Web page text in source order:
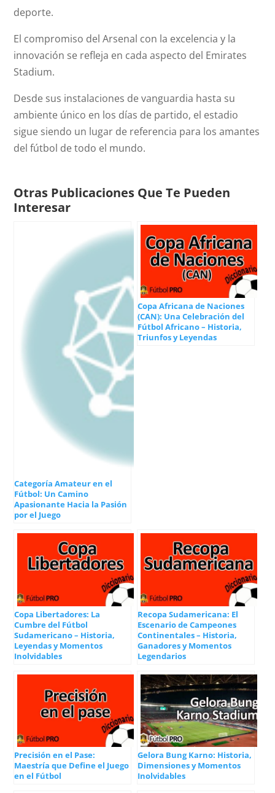
deporte.
El compromiso del Arsenal con la excelencia y la
innovación se refleja en cada aspecto del Emirates
Stadium.
Desde sus instalaciones de vanguardia hasta su
ambiente único en los días de partido, el estadio
sigue siendo un lugar de referencia para los amantes
del fútbol de todo el mundo.
Otras Publicaciones Que Te Pueden
Interesar
Categoría Amateur en el
Fútbol: Un Camino
Apasionante Hacia la Pasión
por el Juego
Copa Africana de Naciones
(CAN): Una Celebración del
Fútbol Africano – Historia,
Triunfos y Leyendas
Copa Libertadores: La
Cumbre del Fútbol
Sudamericano – Historia,
Leyendas y Momentos
Inolvidables
Recopa Sudamericana: El
Escenario de Campeones
Continentales – Historia,
Ganadores y Momentos
Legendarios
Precisión en el Pase:
Maestría que Define el Juego
en el Fútbol
Gelora Bung Karno: Historia,
Dimensiones y Momentos
Inolvidables